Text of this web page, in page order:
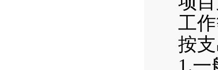
工
按
1.